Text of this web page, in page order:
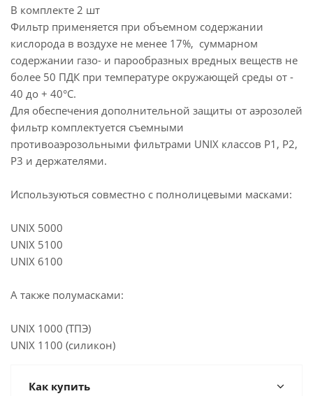
UNIX 1000 (ТПЭ)
UNIX 1100 (силикон)
В комплекте 2 шт
Фильтр применяется при объемном содержании
кислорода в воздухе не менее 17%, суммарном
содержании газо- и парообразных вредных веществ не
более 50 ПДК при температуре окружающей среды от -
40 до + 40°С.
Для обеспечения дополнительной защиты от аэрозолей
фильтр комплектуется съемными
противоаэрозольными фильтрами UNIX классов Р1, Р2,
Р3 и держателями.
Используються совместно с полнолицевыми масками:
UNIX 5000
UNIX 5100
UNIX 6100
А также полумасками:
UNIX 1000 (ТПЭ)
UNIX 1100 (силикон)
Как купить